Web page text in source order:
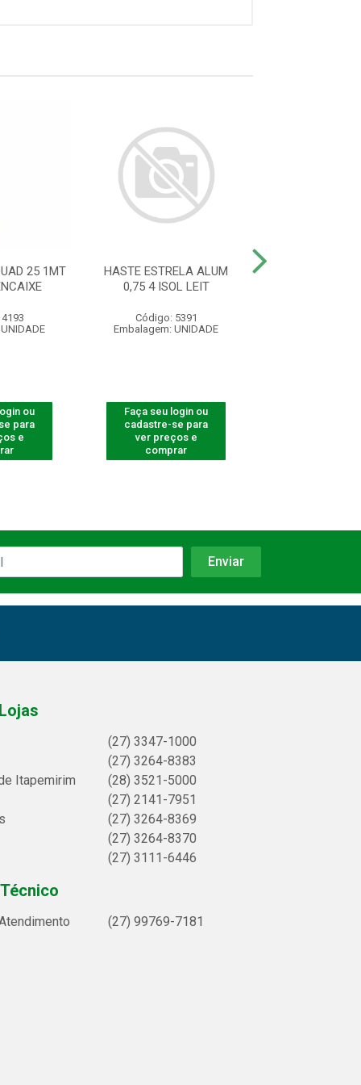
25 1MT
ou
para
e
HASTE ESTRELA ALUM
0,75 4 ISOL LEIT
Código: 5391
Embalagem: UNIDADE
Faça seu login ou
cadastre-se para
ver preços e
comprar
(27) 3347-1000
(27) 3264-8383
Itapemirim
(28) 3521-5000
(27) 2141-7951
(27) 3264-8369
(27) 3264-8370
(27) 3111-6446
(27) 99769-7181